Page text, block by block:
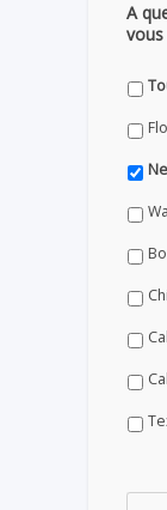
A
vous